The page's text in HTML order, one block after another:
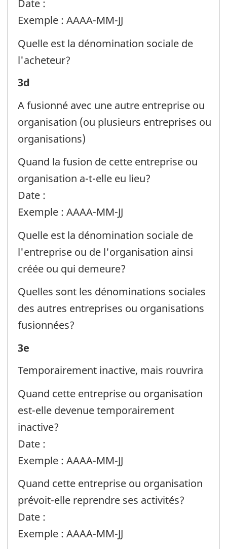
et
la
personne-
ressource
de
question
:
Date :
Exemple : AAAA-MM-JJ
Quelle est la dénomination sociale de
l'acheteur?
Renseignements
sur
l'entreprise
ou
l'organisation
et
la
personne-
ressource
-
Identificateur
de
3d
A fusionné avec une autre entreprise ou
organisation (ou plusieurs entreprises ou
organisations)
Quand la fusion de cette entreprise ou
organisation a-t-elle eu lieu?
Date :
Exemple : AAAA-MM-JJ
Quelle est la dénomination sociale de
l'entreprise ou de l'organisation ainsi
créée ou qui demeure?
Quelles sont les dénominations sociales
des autres entreprises ou organisations
fusionnées?
Renseignements
sur
l'entreprise
ou
l'organisation
et
la
personne-
ressource
-
Identificateur
de
3e
Temporairement inactive, mais rouvrira
Quand cette entreprise ou organisation
est-elle devenue temporairement
inactive?
Date :
Exemple : AAAA-MM-JJ
Quand cette entreprise ou organisation
prévoit-elle reprendre ses activités?
Date :
Exemple : AAAA-MM-JJ